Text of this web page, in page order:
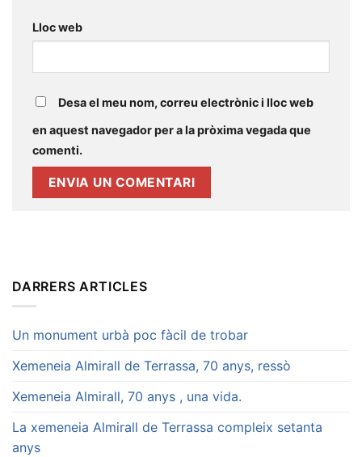
Lloc web
Desa el meu nom, correu electrònic i lloc web
en aquest navegador per a la pròxima vegada que
comenti.
DARRERS ARTICLES
Un monument urbà poc fàcil de trobar
Xemeneia Almirall de Terrassa, 70 anys, ressò
Xemeneia Almirall, 70 anys , una vida.
La xemeneia Almirall de Terrassa compleix setanta
anys